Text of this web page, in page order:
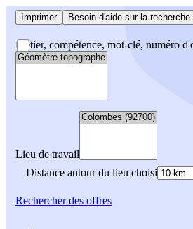
Imprimer Besoin d'aide sur la
Métier, compétence, mot-clé, numéro
Lieu de travail
Distance autour du lieu choisi
Rechercherdes offres